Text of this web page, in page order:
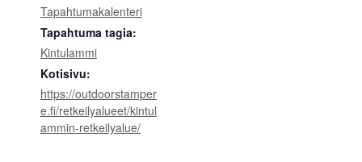
Tapahtumakalenteri
Tapahtuma tagia:
Kintulammi
Kotisivu:
https://outdoorstamper
e.fi/retkeilyalueet/kintul
ammin-retkeilyalue/